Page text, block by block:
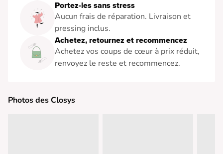
Portez-les sans stress
Aucun frais de réparation. Livraison et
pressing inclus.
Achetez, retournez et recommencez
Achetez vos coups de cœur à prix réduit,
renvoyez le reste et recommencez.
Photos des Closys